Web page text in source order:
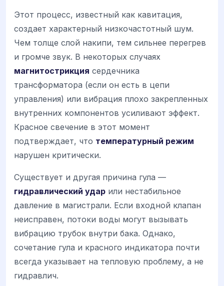
Этот процесс, известный как кавитация,
создает характерный низкочастотный шум.
Чем толще слой накипи, тем сильнее перегрев
и громче звук. В некоторых случаях
магнитострикция сердечника
трансформатора (если он есть в цепи
управления) или вибрация плохо закрепленных
внутренних компонентов усиливают эффект.
Красное свечение в этот момент
подтверждает, что температурный режим
нарушен критически.
Существует и другая причина гула —
гидравлический удар или нестабильное
давление в магистрали. Если входной клапан
неисправен, потоки воды могут вызывать
вибрацию трубок внутри бака. Однако,
сочетание гула и красного индикатора почти
всегда указывает на тепловую проблему, а не
гидравлич.